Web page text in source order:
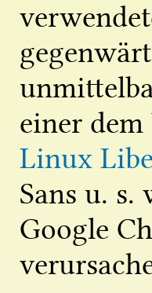
einer
Linux
Sans u.
Google